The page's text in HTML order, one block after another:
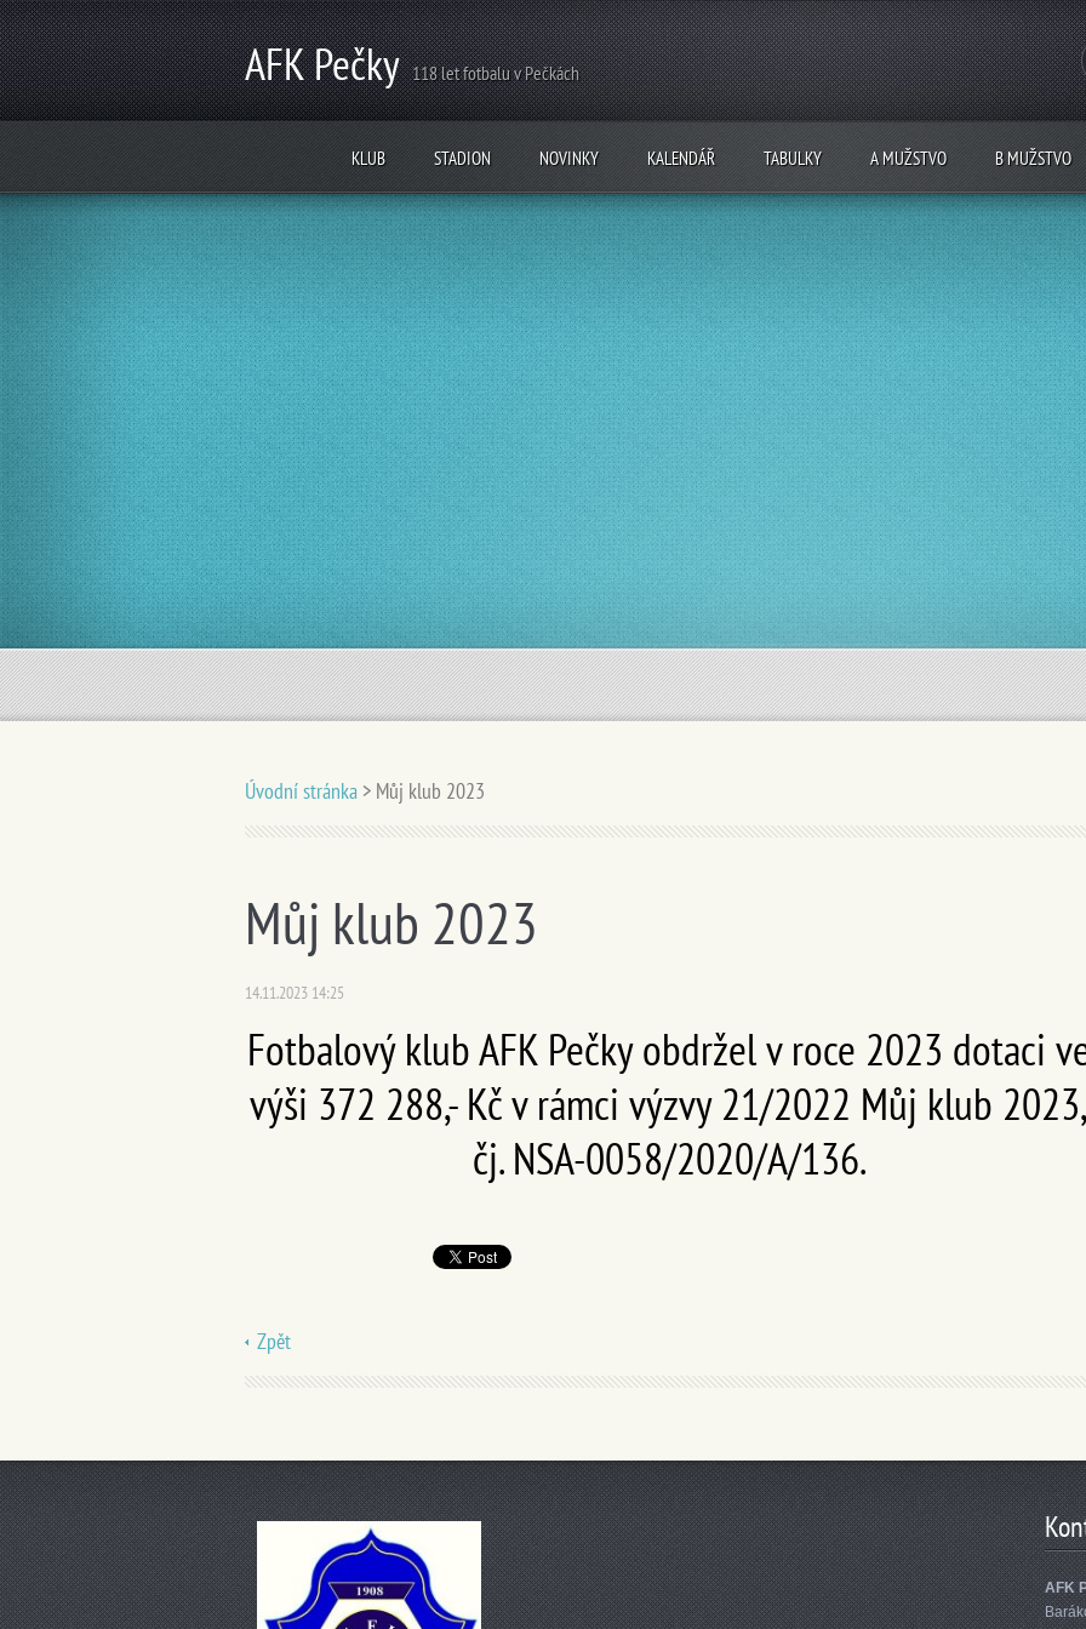
AFK Pečky 118 let fotbalu v Pečkách
KLUB STADION NOVINKY KALENDÁŘ TABULKY A MUŽSTVO B MUŽSTVO
Úvodní stránka > Můj klub 2023
Můj klub 2023
14.11.2023 14:25
Fotbalový klub AFK Pečky obdržel v roce 2023 dotaci
výši 372 288,- Kč v rámci výzvy 21/2022 Můj klub
čj. NSA-0058/2020/A/136.
Zpět
AFK